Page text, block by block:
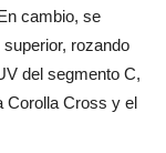
cambio, se
rozando
del segmento C,
Corolla Cross y el